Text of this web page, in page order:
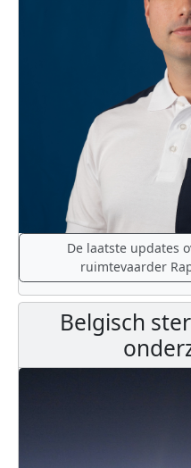
De laatste updates
ruimtevaarder
Belgisch